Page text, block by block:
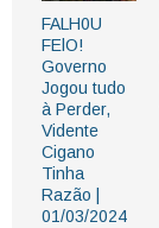
FALH0U
FElO!
Governo
Jogou tudo
à Perder,
Vidente
Cigano
Tinha
Razão |
01/03/2024